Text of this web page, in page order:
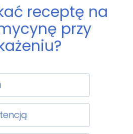
receptę na
przy